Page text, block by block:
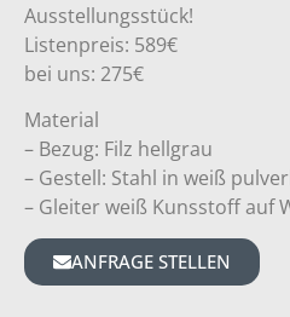
Ausstellungsstück!
Listenpreis: 589€
bei uns: 275€
Material
– Bezug: Filz hellgrau
– Gestell: Stahl in weiß
– Gleiter weiß Kunsstoff auf
ANFRAGE STELLEN